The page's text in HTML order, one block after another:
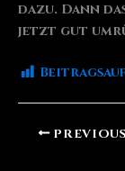
dazu. Dann
jetzt gut
PREVIOUS